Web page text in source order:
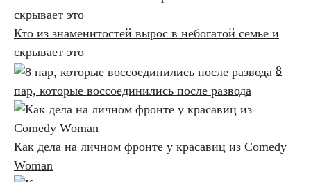
Кто из знаменитостей вырос в небогатой семье и
скрывает это
8
пар, которые воссоединились после развода
Как дела на личном фронте у красавиц из Comedy
Woman